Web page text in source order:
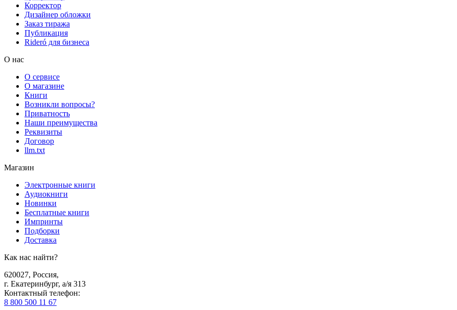
Корректор
Дизайнер обложки
Заказ тиража
Публикация
Rideró для бизнеса
О нас
О сервисе
О магазине
Книги
Возникли вопросы?
Приватность
Наши преимущества
Реквизиты
Договор
llm.txt
Магазин
Электронные книги
Аудиокниги
Новинки
Бесплатные книги
Импринты
Подборки
Доставка
Как нас найти?
620027, Россия,
г. Екатеринбург, а/я 313
Контактный телефон:
8 800 500 11 67